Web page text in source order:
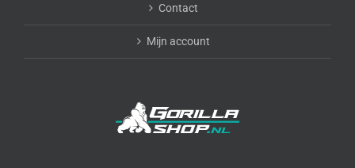
Contact
Mijn account